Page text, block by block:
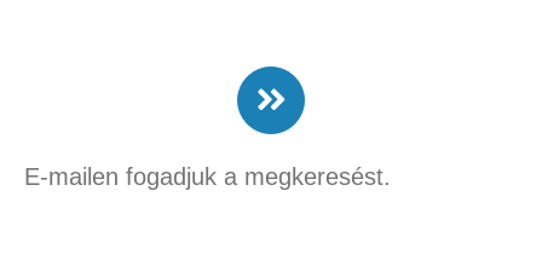
E-mailen fogadjuk a megkeresést.